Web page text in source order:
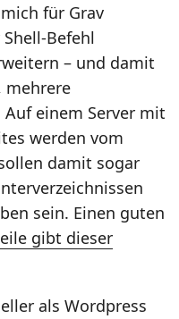
für Grav
Befehl
– und damit
mehrere
einem Server mit
werden vom
damit sogar
sein. Einen guten
gibt dieser
als Wordpress